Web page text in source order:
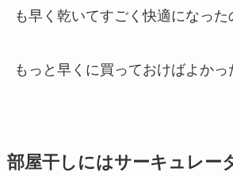
も早く乾いてすごく快適になった
もっと早くに買っておけばよかっ
部屋干しにはサーキュレー